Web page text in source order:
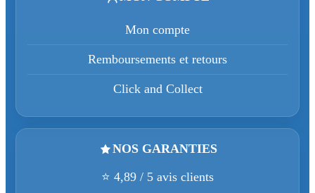
Mon compte
Remboursements et retours
Click and Collect
NOS GARANTIES
⭐ 4,89 / 5 avis clients